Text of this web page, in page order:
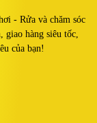
- Rửa và chăm sóc
giao hàng siêu tốc,
của bạn!